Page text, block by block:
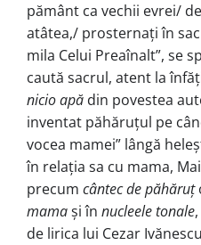
pământ ca vechii evrei/
atâtea,/ prosternați în
mila Celui Preaînalt”, se
caută sacrul, atent la
nicio apă din povestea
inventat păhăruțul pe
vocea mamei” lângă
în relația sa cu mama,
precum cântec de păhăruț
mamași în nucleele tonale
de lirica lui Cezar